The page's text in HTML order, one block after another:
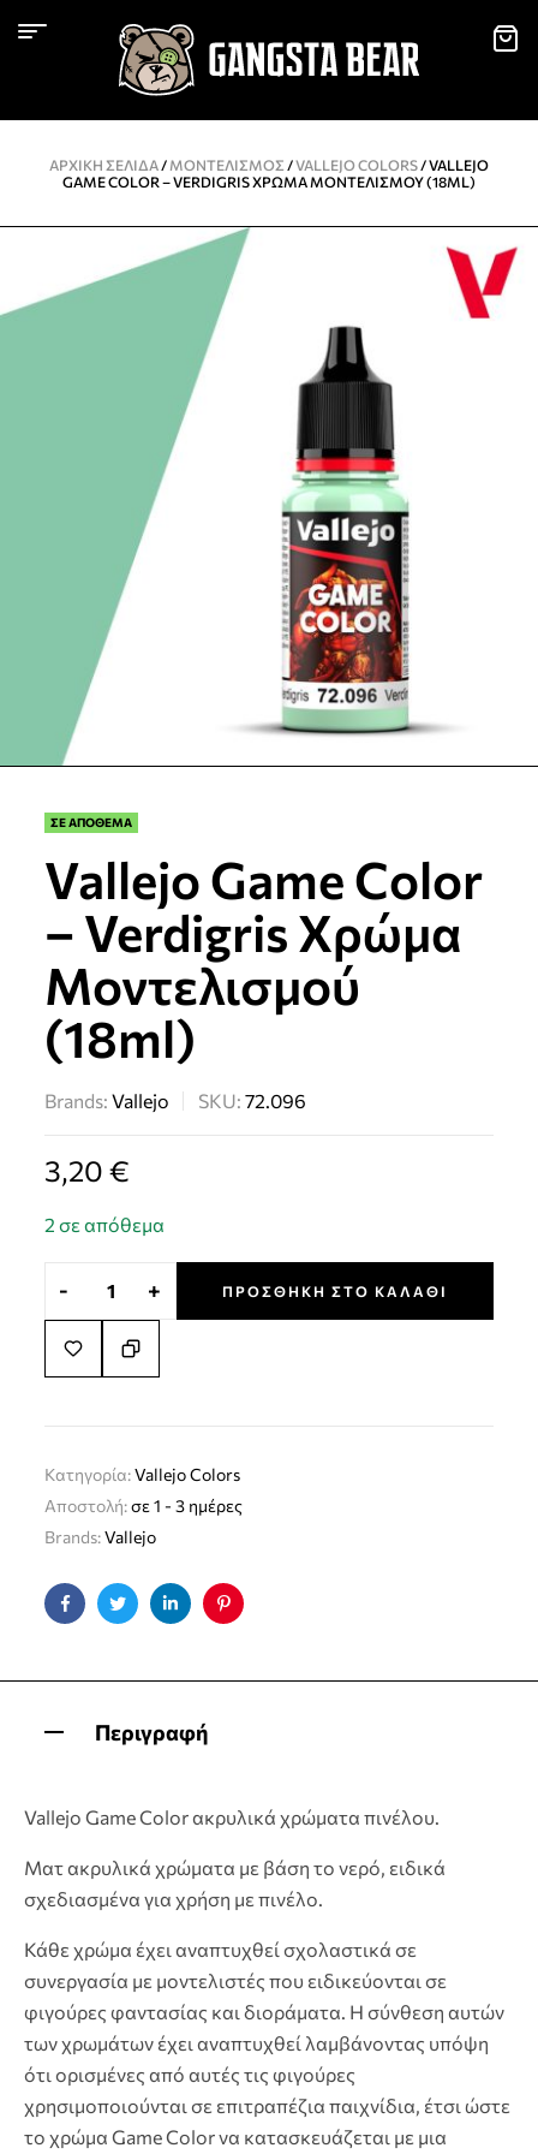
ΑΡΧΙΚΉ ΣΕΛΊΔΑ/ ΜΟΝΤΕΛΙΣΜΌΣ /VALLEJO COLORS/ VALLEJO
GAME COLOR – VERDIGRIS ΧΡΏΜΑ ΜΟΝΤΕΛΙΣΜΟΎ (18ML)
ΣΕ ΑΠΟΘΕΜΑ
Vallejo Game Color
– Verdigris Χρώμα
Μοντελισμού
(18ml)
Brands:Vallejo SKU:72.096
3,20€
2 σε απόθεμα
- + ΠΡΟΣΘΉΚΗ ΣΤΟ ΚΑΛΆΘΙ
Κατηγορία:Vallejo Colors
Αποστολή:σε 1 - 3 ημέρες
Brands:Vallejo
FacebookTwitterLinkedinPinterest
Περιγραφή
Vallejo Game Color ακρυλικά χρώματα πινέλου.
Ματ ακρυλικά χρώματα με βάση το νερό, ειδικά
σχεδιασμένα για χρήση με πινέλο.
Κάθε χρώμα έχει αναπτυχθεί σχολαστικά σε
συνεργασία με μοντελιστές που ειδικεύονται σε
φιγούρες φαντασίας και διοράματα. Η σύνθεση αυτών
των χρωμάτων έχει αναπτυχθεί λαμβάνοντας υπόψη
ότι ορισμένες από αυτές τις φιγούρες
χρησιμοποιούνται σε επιτραπέζια παιχνίδια, έτσι ώστε
το χρώμα Game Color να κατασκευάζεται με μια